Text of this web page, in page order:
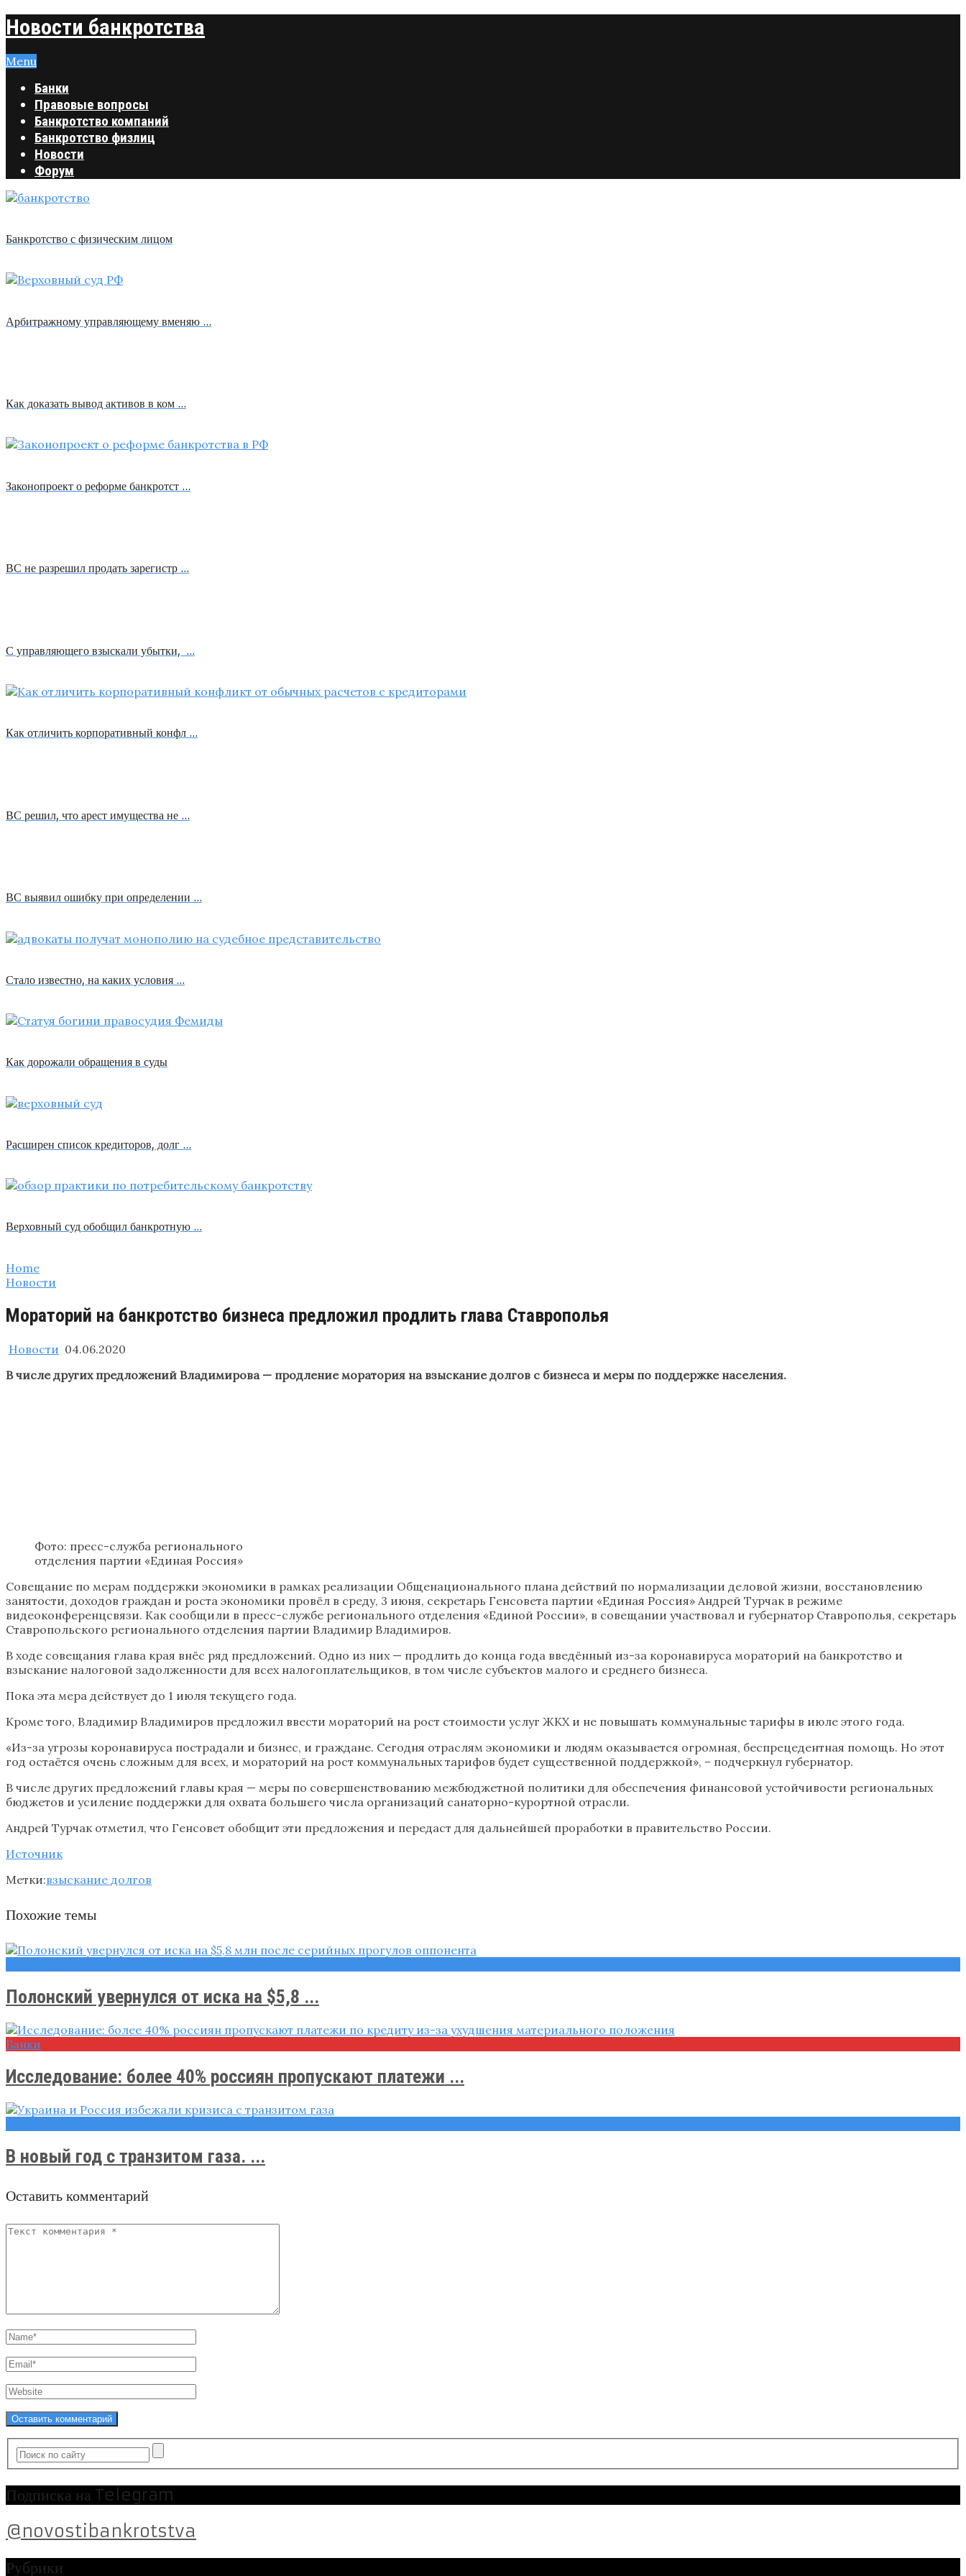
Новости банкротства
Menu
Банки
Правовые вопросы
Банкротство компаний
Банкротство физлиц
Новости
Форум
Банкротство с физическим лицом
Арбитражному управляющему вменяю …
Как доказать вывод активов в ком …
Законопроект о реформе банкротст …
ВС не разрешил продать зарегистр …
С управляющего взыскали убытки, …
Как отличить корпоративный конфл …
ВС решил, что арест имущества не …
ВС выявил ошибку при определении …
Стало известно, на каких условия …
Как дорожали обращения в суды
Расширен список кредиторов, долг …
Верховный суд обобщил банкротную …
Home
Новости
Мораторий на банкротство бизнеса предложил продлить глава Ставрополья
Новости 04.06.2020
В числе других предложений Владимирова — продление моратория на взыскание долгов с бизнеса и меры по поддержке населения.
Фото: пресс-служба регионального
отделения партии «Единая Россия»
Совещание по мерам поддержки экономики в рамках реализации Общенационального плана действий по нормализации деловой жизни, восстановлению
занятости, доходов граждан и роста экономики провёл в среду, 3 июня, секретарь Генсовета партии «Единая Россия» Андрей Турчак в режиме
видеоконференцсвязи. Как сообщили в пресс-службе регионального отделения «Единой России», в совещании участвовал и губернатор Ставрополья, секретарь
Ставропольского регионального отделения партии Владимир Владимиров.
В ходе совещания глава края внёс ряд предложений. Одно из них — продлить до конца года введённый из-за коронавируса мораторий на банкротство и
взыскание налоговой задолженности для всех налогоплательщиков, в том числе субъектов малого и среднего бизнеса.
Пока эта мера действует до 1 июля текущего года.
Кроме того, Владимир Владимиров предложил ввести мораторий на рост стоимости услуг ЖКХ и не повышать коммунальные тарифы в июле этого года.
«Из-за угрозы коронавируса пострадали и бизнес, и граждане. Сегодня отраслям экономики и людям оказывается огромная, беспрецедентная помощь. Но этот
год остаётся очень сложным для всех, и мораторий на рост коммунальных тарифов будет существенной поддержкой», – подчеркнул губернатор.
В числе других предложений главы края — меры по совершенствованию межбюджетной политики для обеспечения финансовой устойчивости региональных
бюджетов и усиление поддержки для охвата большего числа организаций санаторно-курортной отрасли.
Андрей Турчак отметил, что Генсовет обобщит эти предложения и передаст для дальнейшей проработки в правительство России.
Источник
Метки:взыскание долгов
Похожие темы
Полонский увернулся от иска на $5,8 ...
Банки
Исследование: более 40% россиян пропускают платежи ...
В новый год с транзитом газа. ...
Оставить комментарий
Подписка на Telegram
@novostibankrotstva
Рубрики